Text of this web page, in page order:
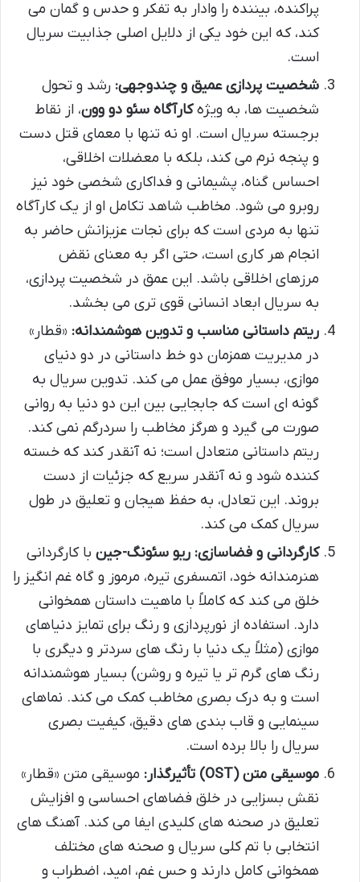
پراکنده، بیننده را وادار به تفکر و حدس و گمان می
کند، که این خود یکی از دلایل اصلی جذابیت سریال
است.
شخصیت پردازی عمیق و چندوجهی: رشد و تحول
شخصیت ها، به ویژهکارآگاه سئو دو وون، از نقاط
برجسته سریال است. او نه تنها با معمای قتل دست
و پنجه نرم می کند، بلکه با معضلات اخلاقی،
احساس گناه، پشیمانی و فداکاری شخصی خود نیز
روبرو می شود. مخاطب شاهد تکامل او از یک کارآگاه
تنها به مردی است که برای نجات عزیزانش حاضر به
انجام هر کاری است، حتی اگر به معنای نقض
مرزهای اخلاقی باشد. این عمق در شخصیت پردازی،
به سریال ابعاد انسانی قوی تری می بخشد.
ریتم داستانی مناسب و تدوین هوشمندانه: «قطار»
در مدیریت همزمان دو خط داستانی در دو دنیای
موازی، بسیار موفق عمل می کند. تدوین سریال به
گونه ای است که جابجایی بین این دو دنیا به روانی
صورت می گیرد و هرگز مخاطب را سردرگم نمی کند.
ریتم داستانی متعادل است؛ نه آنقدر کند که خسته
کننده شود و نه آنقدر سریع که جزئیات از دست
بروند. این تعادل، به حفظ هیجان و تعلیق در طول
سریال کمک می کند.
کارگردانی و فضاسازی: ریو سئونگ-جین با کارگردانی
هنرمندانه خود، اتمسفری تیره، مرموز و گاه غم انگیز را
خلق می کند که کاملاً با ماهیت داستان همخوانی
دارد. استفاده از نورپردازی و رنگ برای تمایز دنیاهای
موازی (مثلاً یک دنیا با رنگ های سردتر و دیگری با
رنگ های گرم تر یا تیره و روشن) بسیار هوشمندانه
است و به درک بصری مخاطب کمک می کند. نماهای
سینمایی و قاب بندی های دقیق، کیفیت بصری
سریال را بالا برده است.
موسیقی متن (OST) تأثیرگذار:
موسیقی متن «قطار»
نقش بسزایی در خلق فضاهای احساسی و افزایش
تعلیق در صحنه های کلیدی ایفا می کند. آهنگ های
انتخابی با تم کلی سریال و صحنه های مختلف
همخوانی کامل دارند و حس غم، امید، اضطراب و